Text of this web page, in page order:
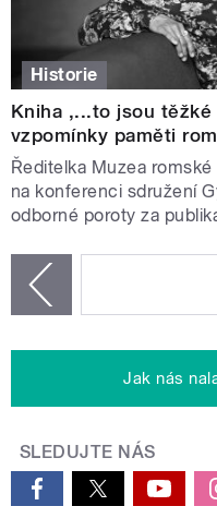
Historie
Kniha ,...to jsou těžké
vzpomínky paměti
Ředitelka Muzea
na konferenci sdružení
odborné poroty za
Jak nás
SLEDUJTE NÁS